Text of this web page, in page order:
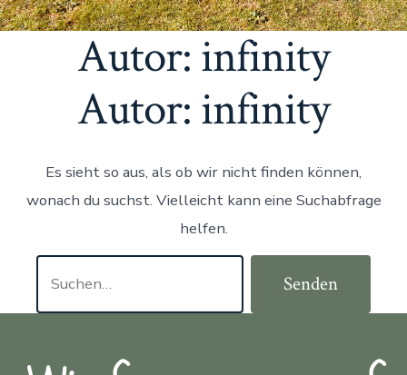
Autor:infinity
Autor:infinity
Es sieht so aus, als ob wir nicht finden können,
wonach du suchst. Vielleicht kann eine Suchabfrage
helfen.
Senden